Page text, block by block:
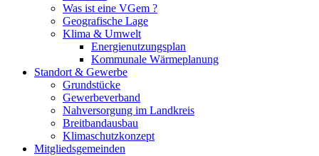
Was ist eine VGem ?
Geografische Lage
Klima & Umwelt
Energienutzungsplan
Kommunale Wärmeplanung
Standort & Gewerbe
Grundstücke
Gewerbeverband
Nahversorgung im Landkreis
Breitbandausbau
Klimaschutzkonzept
Mitgliedsgemeinden